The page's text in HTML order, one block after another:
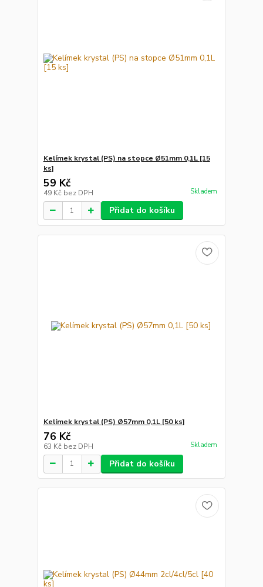
Kelímek krystal (PS) na stopce Ø51mm 0,1L [15
ks]
59 Kč
49 Kč bez DPH Skladem
Přidat do košíku
Kelímek krystal (PS) Ø57mm 0,1L [50 ks]
76 Kč
63 Kč bez DPH Skladem
Přidat do košíku